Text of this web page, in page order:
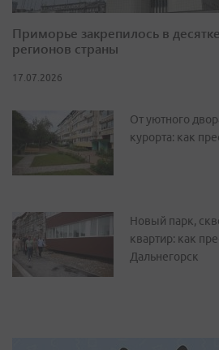
Приморье закрепилось в
регионов страны
17.07.2026
От уютного
курорта: как
Новый парк,
квартир: как
Дальнегорск